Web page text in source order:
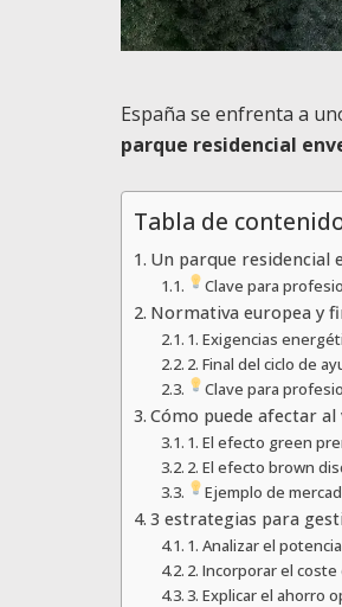
España se enfrenta a
parque residencial
Tabla de
Un parque residencial
Clave para
Normativa europea y
1. Exigencias
2. Final del ciclo de
Clave para
Cómo puede afectar
1. El efecto green
2. El efecto brown
Ejemplo de
3 estrategias para
1. Analizar el
2. Incorporar el
3. Explicar el ahorro